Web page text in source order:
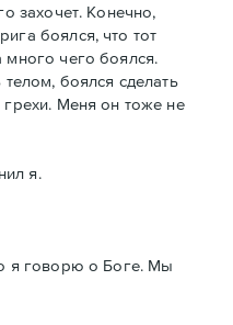
захочет. Конечно,
боялся, что тот
много чего боялся.
боялся сделать
Меня он тоже не
я.
я говорю о Боге. Мы